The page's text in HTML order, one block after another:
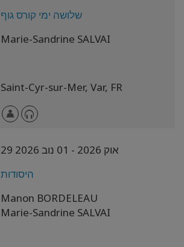
שלושה ימי קורס גוף
Marie-Sandrine SALVAI
Saint-Cyr-sur-Mer, Var, FR
29 אוק 2026 - 01 נוב 2026
היסודות
Manon BORDELEAU
Marie-Sandrine SALVAI